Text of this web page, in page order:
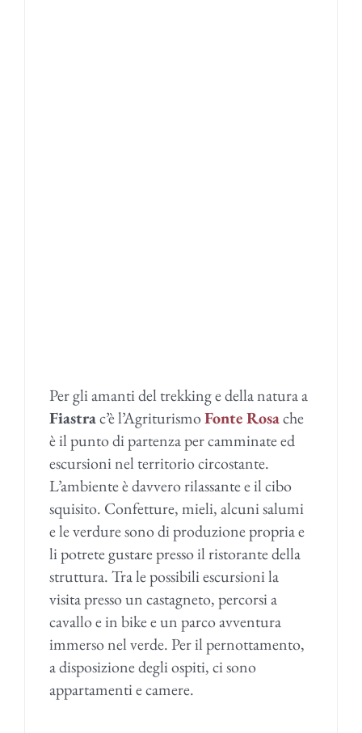
Per gli amanti del trekking e della natura a
Fiastrac’è l’AgriturismoFonte Rosache
è il punto di partenza per camminate ed
escursioni nel territorio circostante.
L’ambiente è davvero rilassante e il cibo
squisito. Confetture, mieli, alcuni salumi
e le verdure sono di produzione propria e
li potrete gustare presso il ristorante della
struttura. Tra le possibili escursioni la
visita presso un castagneto, percorsi a
cavallo e in bike e un parco avventura
immerso nel verde. Per il pernottamento,
a disposizione degli ospiti, ci sono
appartamenti e camere.